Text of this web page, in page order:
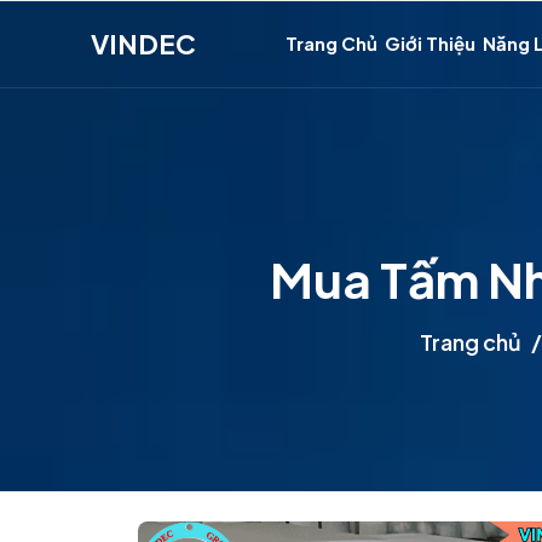
VINDEC Trang Chủ Giới Thiệu Năng
Mua Tấm
Trang chủ